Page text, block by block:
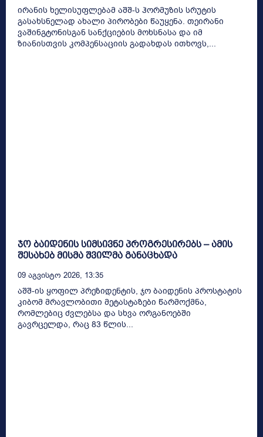
ირანის ხელისუფლებამ აშშ-ს ჰორმუზის სრუტის
გასახსნელად ახალი პირობები წაუყენა. თეირანი
ვაშინგტონისგან სანქციების მოხსნასა და იმ
ზიანისთვის კომპენსაციის გადახდას ითხოვს,...
ჯო ბაიდენის სიმსივნე პროგრესირებს – ამის
შესახებ მისმა შვილმა განაცხადა
09 Აგვისტო 2026, 13:35
აშშ-ის ყოფილ პრეზიდენტის, ჯო ბაიდენის პროსტატის
კიბომ მრავლობითი მეტასტაზები წარმოქმნა,
რომლებიც ძვლებსა და სხვა ორგანოებში
გავრცელდა, რაც 83 წლის...